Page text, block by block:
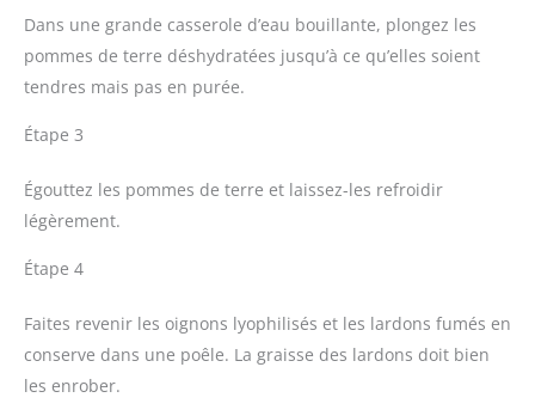
Dans une grande casserole d’eau bouillante, plongez les
pommes de terre déshydratées jusqu’à ce qu’elles soient
tendres mais pas en purée.
Étape 3
Égouttez les pommes de terre et laissez-les refroidir
légèrement.
Étape 4
Faites revenir les oignons lyophilisés et les lardons fumés en
conserve dans une poêle. La graisse des lardons doit bien
les enrober.